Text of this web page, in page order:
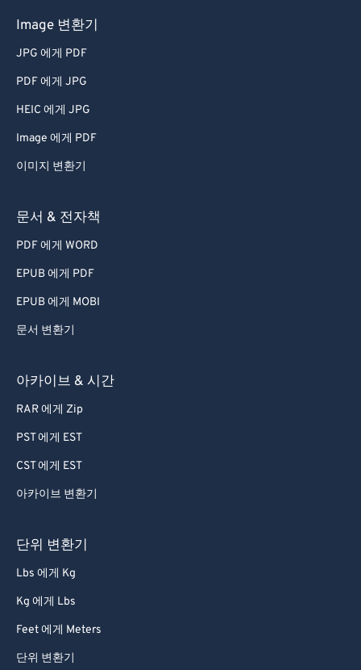
Image 변환기
JPG 에게 PDF
PDF 에게 JPG
HEIC 에게 JPG
Image 에게 PDF
이미지 변환기
문서 & 전자책
PDF 에게 WORD
EPUB 에게 PDF
EPUB 에게 MOBI
문서 변환기
아카이브 & 시간
RAR 에게 Zip
PST 에게 EST
CST 에게 EST
아카이브 변환기
단위 변환기
Lbs 에게 Kg
Kg 에게 Lbs
Feet 에게 Meters
단위 변환기